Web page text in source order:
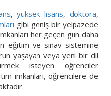
,yüksek lisans, doktora,
gibi geniş bir yelpazede
her geçen gün daha
eğitim ve sınav sistemine
yaşayan veya yeni bir dil
isteyen öğrenciler
imkanları, öğrencilere de